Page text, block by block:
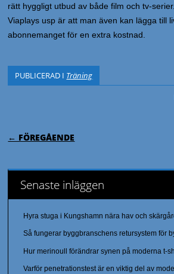
rätt hyggligt utbud av både film och tv-
Viaplays usp är att man även kan lägga till
abonnemanget för en extra kostnad.
PUBLICERAD I Träning
← FÖREGÅENDE
Senaste inläggen
Hyra stuga i Kungshamn nära hav och
Så fungerar byggbranschens retursystem för
Hur merinoull förändrar synen på moderna t-
Varför penetrationstest är en viktig del av